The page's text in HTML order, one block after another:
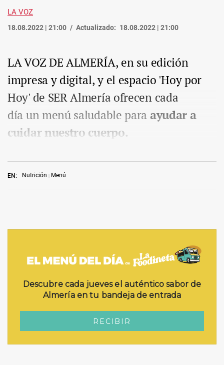
LA VOZ
18.08.2022 | 21:00 Actualizado: 18.08.2022 | 21:00
EN: Nutrición Menú
LA VOZ DE ALMERÍA, en su edición
impresa y digital, y el espacio 'Hoy por
Hoy' de SER Almería ofrecen cada
día un menú saludable para ayudar a
cuidar nuestro cuerpo.